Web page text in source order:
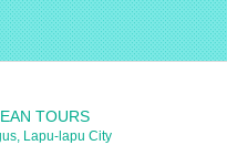
TOURS
Lapu-lapu City